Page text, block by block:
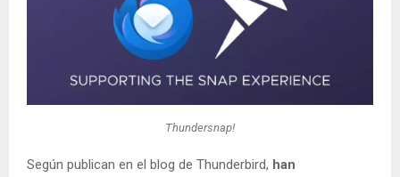
Thundersnap!
Según publican en el blog de Thunderbird, han